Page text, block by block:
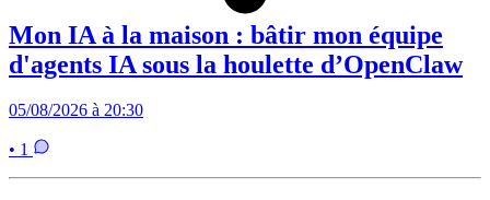
Mon IA à la maison : bâtir mon équipe
d'agents IA sous la houlette d’OpenClaw
05/08/2026 à 20:30
• 1